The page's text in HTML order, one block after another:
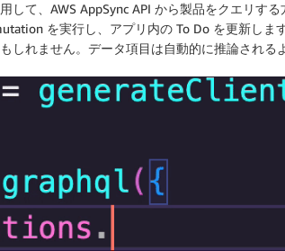
して、AWS AppSync API から製品をクエリす
を実行し、アプリ内の To Do を更新しま
しれません。データ項目は自動的に推論される